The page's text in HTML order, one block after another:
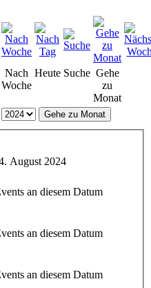
Nach
Woche
Heute Suche Gehe
zu
Monat
Gehe zu Monat
August 2024
an diesem Datum
an diesem Datum
an diesem Datum